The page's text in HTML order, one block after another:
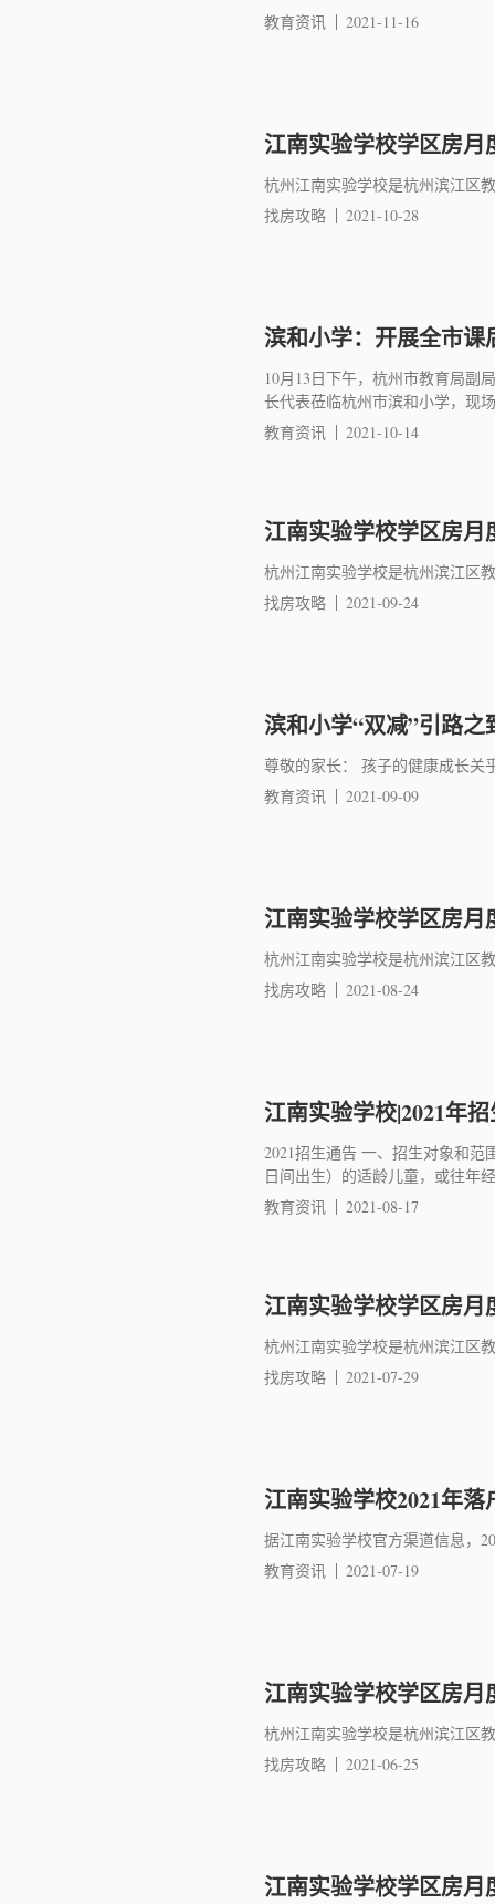
教育资讯
2021-11-16
江南实验学校学区房月
杭州江南实验学校是杭州滨江区
找房攻略
2021-10-28
滨和小学：开展全市
10月13日下午，杭州市教育局副
长代表莅临杭州市滨和小学，现
教育资讯
2021-10-14
江南实验学校学区房月
杭州江南实验学校是杭州滨江区
找房攻略
2021-09-24
滨和小学“双减”引路之
尊敬的家长： 孩子的健康成长关
教育资讯
2021-09-09
江南实验学校学区房月
杭州江南实验学校是杭州滨江区
找房攻略
2021-08-24
江南实验学校|2021年
2021招生通告 一、招生对象和范
日间出生）的适龄儿童，或往年
教育资讯
2021-08-17
江南实验学校学区房月
杭州江南实验学校是杭州滨江区
找房攻略
2021-07-29
江南实验学校2021年落
据江南实验学校官方渠道信息，
教育资讯
2021-07-19
江南实验学校学区房月
杭州江南实验学校是杭州滨江区
找房攻略
2021-06-25
江南实验学校学区房月